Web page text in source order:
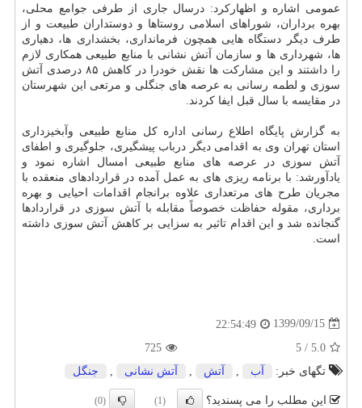
عمومی اشاره و اظهارکرد: درسال جاری از طرفی جوامع محلی،
بهره برداران، شوراهای اسلامی روستاها و دوستداران طبیعت و از
طرف دیگر دستگاه هایی همچون فرمانداری، بخشداری ها، دهیاری
ها، شهرداری ها و سازمان آتش نشانی با منابع طبیعی همکاری لازم
را داشتند و این مشارکت ها نقش خودرا در کاهش ۸۵ درصدی آتش
سوزی و لطمه رسانی به عرصه های جنگلی و مرتعی این شهرستان
در مقایسه با سال قبل ایفا کردند.
به گزارش پایگاه اطلاع رسانی اداره کل منابع طبیعی وآبخیزداری
استان تهران وی به اقدامی دیگر درباب پیشگیری، جلوگیری و اطفای
آتش سوزی در عرصه های منابع طبیعی امسال اشاره نمود و
یادآورشد: با برنامه ریزی های به عمل آمده در قراردادهای منعقده با
مجریان طرح های مرتعداری علاوه برانجام اقدامات احیایی و بهره
برداری، مقوله حفاظت خصوصاً مقابله با آتش سوزی در قراردادها
گنجانده شد و این اقدام تاثیر به سزایی بر کاهش آتش سوزی داشته
است.
1399/09/15
22:54:49
5.0
/
5
725
تگهای خبر:
آب آتش آتش نشانی جنگل
این مطلب را می پسندید؟ (1)
(0)